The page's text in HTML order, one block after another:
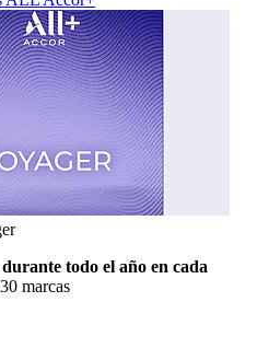
todo el año en cada
marcas